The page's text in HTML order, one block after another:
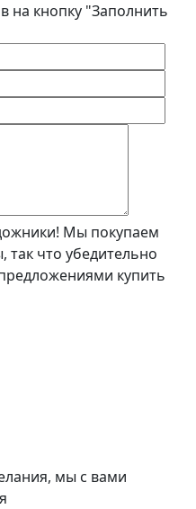
на кнопку "Заполнить
Мы покупаем
так что убедительно
купить
мы с вами